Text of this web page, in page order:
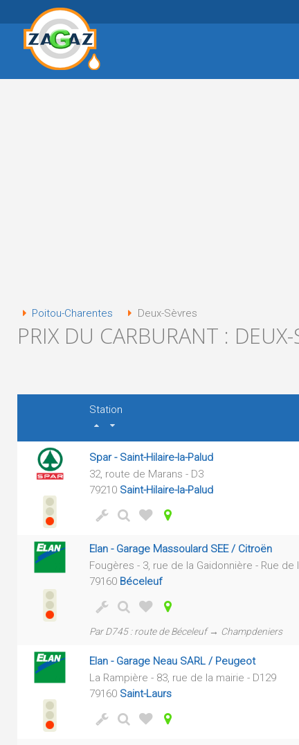
Poitou-Charentes Deux-Sèvres
PRIX DU CARBURANT : DEUX-
Station
Spar - Saint-Hilaire-la-Palud
32, route de Marans - D3
79210 Saint-Hilaire-la-Palud
Elan - Garage Massoulard SEE / Citroën
Fougères - 3, rue de la Gaidonnière - Rue de
79160 Béceleuf
Par D745 : route de Béceleuf → Champdeniers
Elan - Garage Neau SARL / Peugeot
La Rampière - 83, rue de la mairie - D129
79160 Saint-Laurs